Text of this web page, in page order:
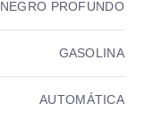
NEGRO PROFUNDO
GASOLINA
AUTOMÁTICA